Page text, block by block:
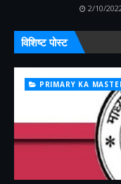
2/10/
विशिष्ट पोस्ट
PRIMARY KA